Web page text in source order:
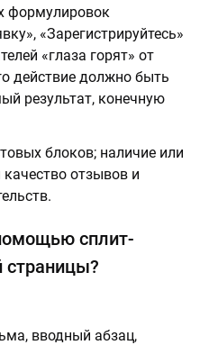
формулировок
«Зарегистрируйтесь»
«глаза горят» от
действие должно быть
результат, конечную
блоков; наличие или
качество отзывов и
сплит-
страницы?
вводный абзац,